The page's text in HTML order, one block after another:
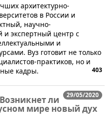
архитектурно-
в России и
научно-
и экспертный центр с
и
Вуз готовит не только
практиков, но и
кадры.
403
29/05/2020
ли
мире новый дух